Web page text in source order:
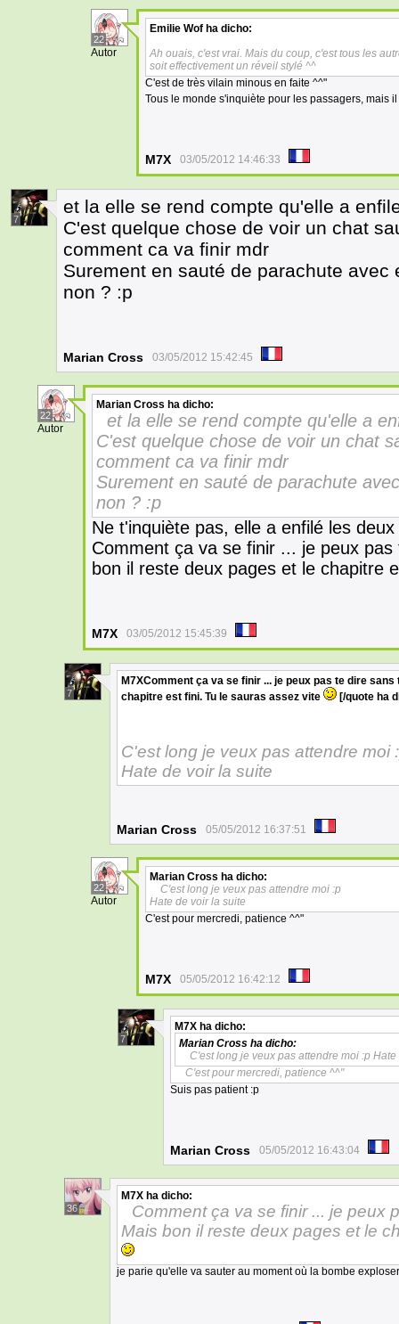
22
Autor
Emilie Wof ha dicho:
Ah ouais, c'est vrai. Mais du coup, c'est tous les
soit effectivement un réveil stylé ^^
C'est de très vilain minous en faite ^^"
Tous le monde s'inquiète pour les passagers, mais il
M7X 03/05/2012 14:46:33
7
et la elle se rend compte qu'elle a
C'est quelque chose de voir un chat
comment ca va finir mdr
Surement en sauté de parachute
non ? :p
Marian Cross 03/05/2012 15:42:45
22
Autor
Marian Cross ha dicho:
et la elle se rend compte qu'elle a
C'est quelque chose de voir un chat
comment ca va finir mdr
Surement en sauté de parachute
non ? :p
Ne t'inquiète pas, elle a enfilé les deux
Comment ça va se finir ... je peux
bon il reste deux pages et le chapitre
M7X 03/05/2012 15:45:39
7
M7XComment ça va se finir ... je peux pas te dire
chapitre est fini. Tu le sauras assez vite
[/quote ha
C'est long je veux pas attendre moi
Hate de voir la suite
Marian Cross 05/05/2012 16:37:51
22
Autor
Marian Cross ha dicho:
C'est long je veux pas attendre moi :p
Hate de voir la suite
C'est pour mercredi, patience ^^"
M7X 05/05/2012 16:42:12
7
M7X ha dicho:
Marian Cross ha dicho:
C'est long je veux pas attendre moi :p
C'est pour mercredi, patience ^^"
Suis pas patient :p
Marian Cross 05/05/2012 16:43:04
36
M7X ha dicho:
Comment ça va se finir ... je peux
Mais bon il reste deux pages et le
je parie qu'elle va sauter au moment où la bombe